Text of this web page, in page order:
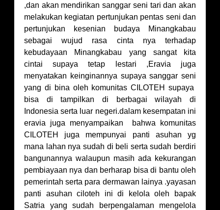
,dan akan mendirikan sanggar seni tari dan akan
melakukan kegiatan pertunjukan pentas seni dan
pertunjukan kesenian budaya Minangkabau
sebagai wujud rasa cinta nya terhadap
kebudayaan Minangkabau yang sangat kita
cintai supaya tetap lestari ,Eravia juga
menyatakan keinginannya supaya sanggar seni
yang di bina oleh komunitas CILOTEH supaya
bisa di tampilkan di berbagai wilayah di
Indonesia serta luar negeri.dalam kesempatan ini
eravia juga menyampaikan bahwa komunitas
CILOTEH juga mempunyai panti asuhan yg
mana lahan nya sudah di beli serta sudah berdiri
bangunannya walaupun masih ada kekurangan
pembiayaan nya dan berharap bisa di bantu oleh
pemerintah serta para dermawan lainya .yayasan
panti asuhan ciloteh ini di kelola oleh bapak
Satria yang sudah berpengalaman mengelola